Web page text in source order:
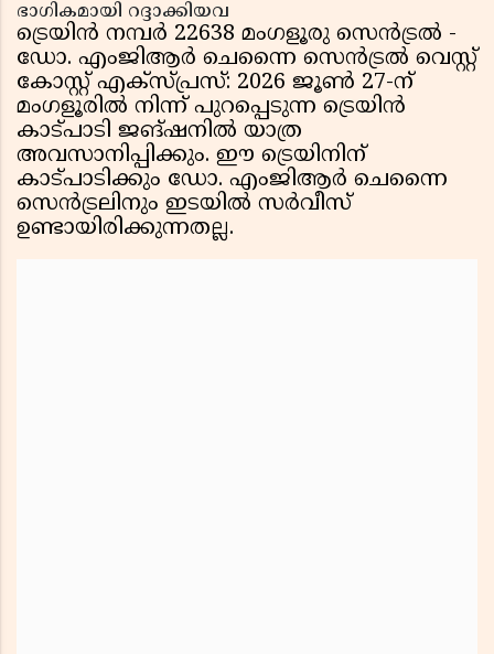
ഭാഗികമായി റദ്ദാക്കിയവ
ട്രെയിൻ നമ്പർ 22638 മംഗളൂരു സെൻട്രൽ -
ഡോ. എംജിആർ ചെന്നൈ സെൻട്രൽ വെസ്റ്റ്
കോസ്റ്റ് എക്സ്പ്രസ്: 2026 ജൂൺ 27-ന്
മംഗളൂരിൽ നിന്ന് പുറപ്പെടുന്ന ട്രെയിൻ
കാട്പാടി ജങ്ഷനിൽ യാത്ര
അവസാനിപ്പിക്കും. ഈ ട്രെയിനിന്
കാട്പാടിക്കും ഡോ. എംജിആർ ചെന്നൈ
സെൻട്രലിനും ഇടയിൽ സർവീസ്
ഉണ്ടായിരിക്കുന്നതല്ല.